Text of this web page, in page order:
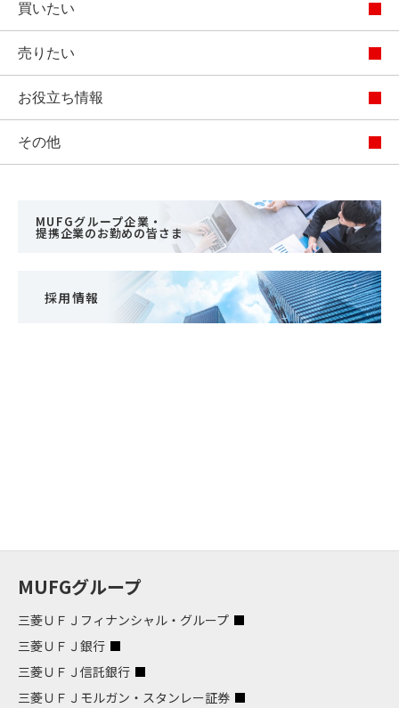
買いたい
売りたい
お役立ち情報
その他
MUFGグループ企業・
提携企業のお勤めの皆さま
採用情報
MUFGグループ
三菱ＵＦＪフィナンシャル・グループ
三菱ＵＦＪ銀行
三菱ＵＦＪ信託銀行
三菱ＵＦＪモルガン・スタンレー証券